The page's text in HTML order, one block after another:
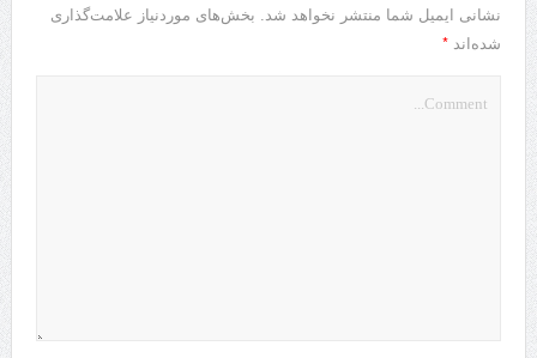
نشانی ایمیل شما منتشر نخواهد شد. بخش‌های موردنیاز علامت‌گذاری
شده‌اند *